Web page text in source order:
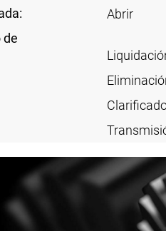
Abrir
de